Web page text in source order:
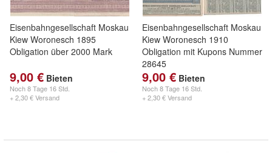
Eisenbahngesellschaft Moskau
Kiew Woronesch 1895
Obligation über 2000 Mark
9,00 € Bieten
Noch8 Tage 16 Std.
+ 2,30 € Versand
Eisenbahngesellschaft Moskau
Kiew Woronesch 1910
Obligation mit Kupons Nummer
28645
9,00 € Bieten
Noch8 Tage 16 Std.
+ 2,30 € Versand